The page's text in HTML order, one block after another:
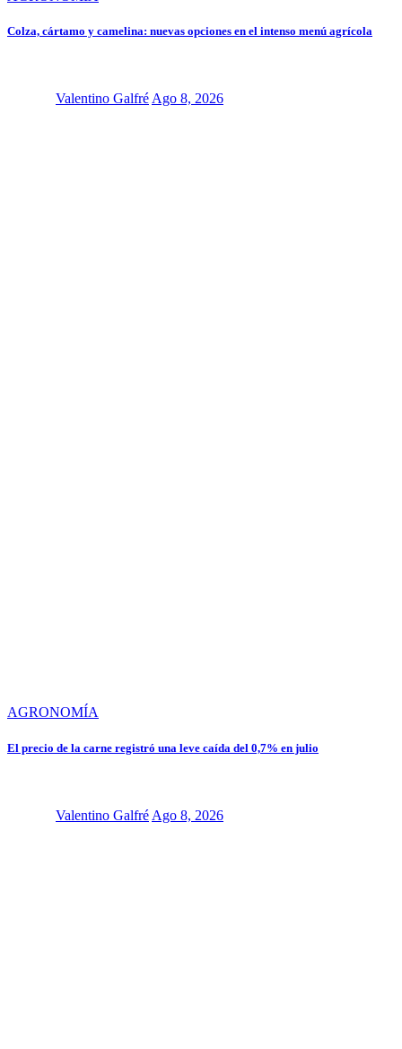
Colza, cártamo y camelina: nuevas opciones en el intenso menú agrícola
Valentino GalfréAgo 8, 2026
AGRONOMÍA
El precio de la carne registró una leve caída del 0,7% en julio
Valentino Galfré Ago 8, 2026